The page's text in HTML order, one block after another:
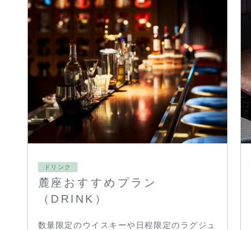
ドリンク
麓座おすすめプラン
（DRINK）
数量限定のウイスキーや日程限定のラグジュ